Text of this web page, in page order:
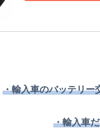
・輸入車のバッテリー
・輸入車